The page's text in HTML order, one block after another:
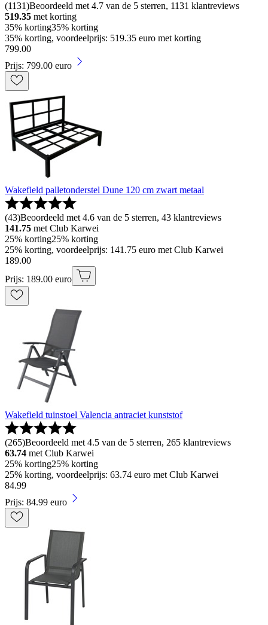
(1131)Beoordeeld met 4.7 van de 5 sterren, 1131 klantreviews
519.35 met korting
35% korting35% korting
35% korting, voordeelprijs: 519.35 euro met korting
799.00
Prijs: 799.00 euro
Wakefield palletonderstel Dune 120 cm zwart metaal
(43)Beoordeeld met 4.6 van de 5 sterren, 43 klantreviews
141.75 met Club Karwei
25% korting25% korting
25% korting, voordeelprijs: 141.75 euro met Club Karwei
189.00
Prijs: 189.00 euro
Wakefield tuinstoel Valencia antraciet kunststof
(265)Beoordeeld met 4.5 van de 5 sterren, 265 klantreviews
63.74 met Club Karwei
25% korting25% korting
25% korting, voordeelprijs: 63.74 euro met Club Karwei
84.99
Prijs: 84.99 euro